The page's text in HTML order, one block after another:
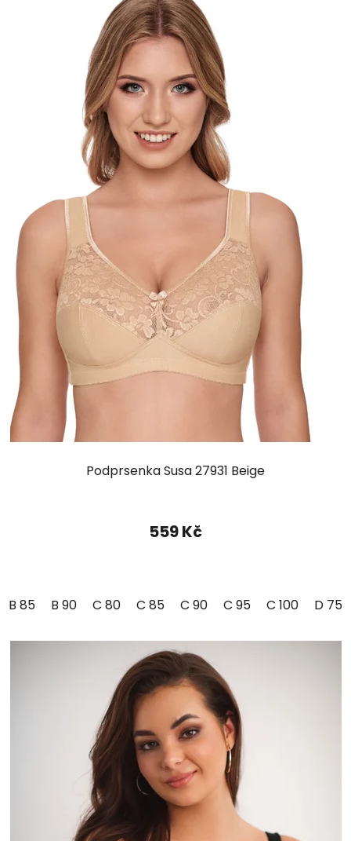
Podprsenka Susa 27931 Beige
559 Kč
B 85 B 90 C 80 C 85 C 90 C 95 C 100 D 75